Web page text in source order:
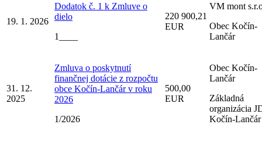
19. 1. 2026
Dodatok č. 1 k Zmluve o
dielo
1____
220 900,21
EUR
VM mont
Obec Kočín-
Lančár
31. 12.
2025
Zmluva o poskytnutí
finančnej dotácie z rozpočtu
obce Kočín-Lančár v roku
2026
1/2026
500,00
EUR
Obec Kočín-
Lančár
Základná
organizácia
Kočín-Lančár